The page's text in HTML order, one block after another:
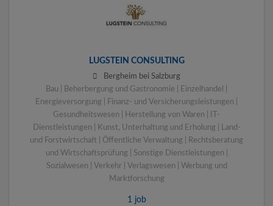
LUGSTEIN CONSULTING
Bergheim bei Salzburg
Bau | Beherbergung und Gastronomie | Einzelhandel |
Energieversorgung | Finanz- und Versicherungsleistungen |
Gesundheitswesen | Herstellung von Waren | IT-
Dienstleistungen | Kunst, Unterhaltung und Erholung | Land-
und Forstwirtschaft | Öffentliche Verwaltung | Rechtsberatung
und Wirtschaftsprüfung | Sonstige Dienstleistungen |
Sozialwesen | Verkehr | Verlagswesen | Werbung und
Marktforschung
1 job